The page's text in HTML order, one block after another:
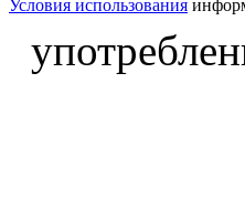
Условия использования